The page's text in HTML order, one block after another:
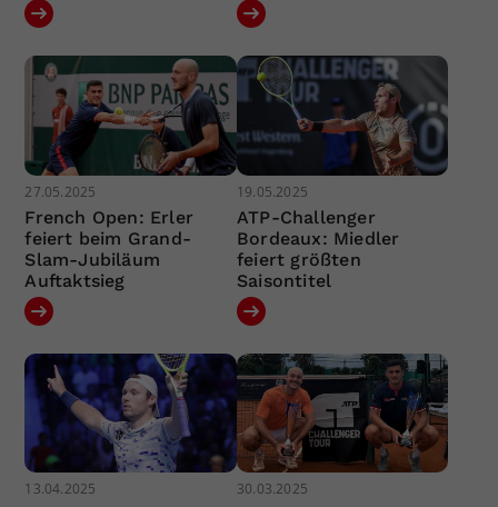
27.05.2025
French Open: Erler
feiert beim Grand-
Slam-Jubiläum
Auftaktsieg
19.05.2025
ATP-Challenger
Bordeaux: Miedler
feiert größten
Saisontitel
13.04.2025 30.03.2025